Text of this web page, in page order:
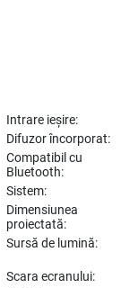
Intrare ieșire:
Difuzor încorporat:
Compatibil cu
Bluetooth:
Sistem:
Dimensiunea
proiectată:
Sursă de lumină:
Scara ecranului: